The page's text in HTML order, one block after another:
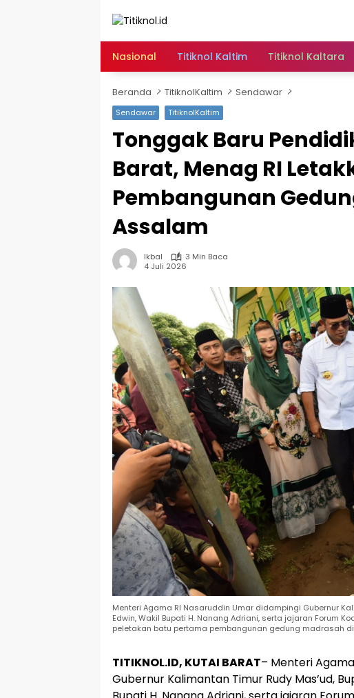
Nasional Titiknol Kaltim Titiknol Kaltara
Beranda TitiknolKaltim Sendawar
Sendawar TitiknolKaltim
Tonggak Baru
Barat, Menag RI
Pembangunan
Assalam
Ikbal
3 Min Baca
4 Juli 2026
Menteri Agama RI Nasaruddin Umar didampingi Gubernur
Edwin, Wakil Bupati H. Nanang Adriani, serta jajaran Forum
peletakan batu pertama pembangunan gedung madrasah
TITIKNOL.ID, KUTAI BARAT– Menteri
Gubernur Kalimantan Timur Rudy Mas’ud,